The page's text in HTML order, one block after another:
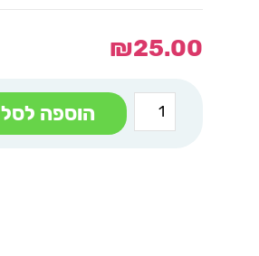
₪25.00
כמות
של
פולדר
הוספה לסל